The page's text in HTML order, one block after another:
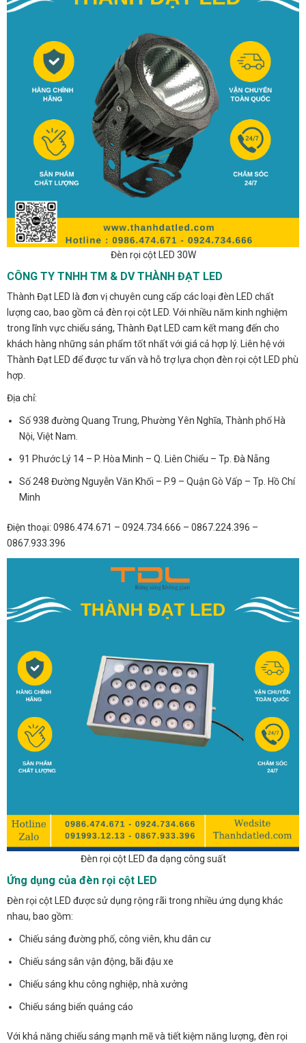
Đèn rọi cột LED 30W
CÔNG TY TNHH TM & DV THÀNH ĐẠT LED
Thành Đạt LED là đơn vị chuyên cung cấp các loại đèn LED chất
lượng cao, bao gồm cả đèn rọi cột LED. Với nhiều năm kinh nghiệm
trong lĩnh vực chiếu sáng, Thành Đạt LED cam kết mang đến cho
khách hàng những sản phẩm tốt nhất với giá cả hợp lý. Liên hệ với
Thành Đạt LED để được tư vấn và hỗ trợ lựa chọn đèn rọi cột LED phù
hợp.
Địa chỉ:
Số 938 đường Quang Trung, Phường Yên Nghĩa, Thành phố Hà
Nội, Việt Nam.
91 Phước Lý 14 – P. Hòa Minh – Q. Liên Chiểu – Tp. Đà Nẵng
Số 248 Đường Nguyễn Văn Khối – P.9 – Quận Gò Vấp – Tp. Hồ Chí
Minh
Điện thoại: 0986.474.671 – 0924.734.666 – 0867.224.396 –
0867.933.396
Đèn rọi cột LED đa dạng công suất
Ứng dụng của đèn rọi cột LED
Đèn rọi cột LED được sử dụng rộng rãi trong nhiều ứng dụng khác
nhau, bao gồm:
Chiếu sáng đường phố, công viên, khu dân cư
Chiếu sáng sân vận động, bãi đậu xe
Chiếu sáng khu công nghiệp, nhà xưởng
Chiếu sáng biển quảng cáo
Với khả năng chiếu sáng mạnh mẽ và tiết kiệm năng lượng, đèn rọi